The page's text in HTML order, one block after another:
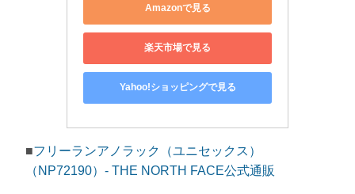
Amazonで見る
楽天市場で見る
Yahoo!ショッピングで見る
■フリーランアノラック（ユニセックス）
（NP72190）- THE NORTH FACE公式通販